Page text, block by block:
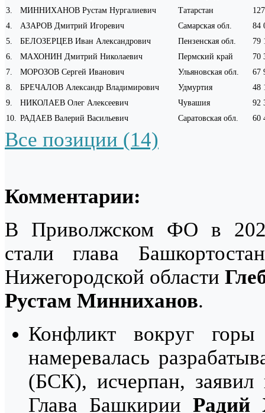
3. МИННИХАНОВ Рустам Нургалиевич Татарстан
4. АЗАРОВ Дмитрий Игоревич Самарская обл.
84
5. БЕЛОЗЕРЦЕВ Иван Александрович Пензенская обл.
79
6. МАХОНИН Дмитрий Николаевич Пермский край
70
7. МОРОЗОВ Сергей Иванович Ульяновская обл.
67
8. БРЕЧАЛОВ Александр Владимирович Удмуртия
48
9. НИКОЛАЕВ Олег Алексеевич Чувашия
92
10. РАДАЕВ Валерий Васильевич Саратовская обл. 60
Все позиции (14)
Комментарии:
В Приволжском ФО в
стали глава
Нижегородской области
Рустам Минниханов.
Конфликт вокруг
намеревалась
(БСК), исчерпан,
Глава БашкирииРадий